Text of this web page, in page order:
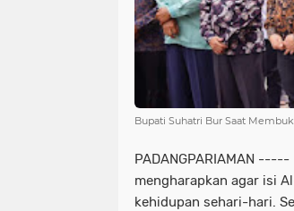
Bupati Suhatri Bur Saat
PADANGPARIAMAN
mengharapkan agar isi
kehidupan sehari-hari.